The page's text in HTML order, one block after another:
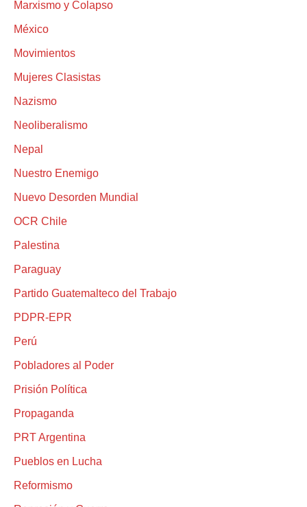
Marxismo y Colapso
México
Movimientos
Mujeres Clasistas
Nazismo
Neoliberalismo
Nepal
Nuestro Enemigo
Nuevo Desorden Mundial
OCR Chile
Palestina
Paraguay
Partido Guatemalteco del Trabajo
PDPR-EPR
Perú
Pobladores al Poder
Prisión Política
Propaganda
PRT Argentina
Pueblos en Lucha
Reformismo